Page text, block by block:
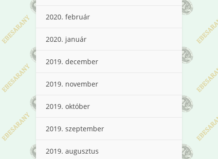
2020. február
2020. január
2019. december
2019. november
2019. október
2019. szeptember
2019. augusztus